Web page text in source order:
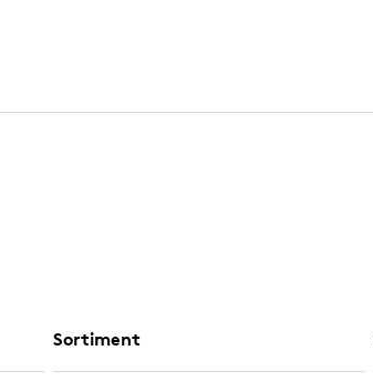
Sortiment